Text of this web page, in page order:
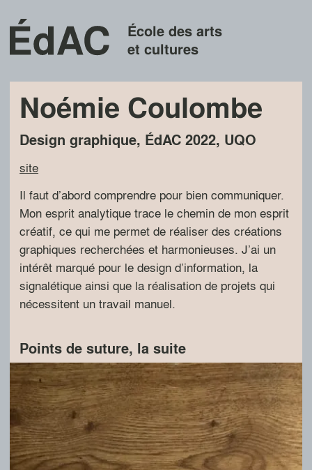
École des arts
et cultures
Noémie Coulombe
Design graphique, ÉdAC 2022, UQO
site
Il faut d’abord comprendre pour bien communiquer.
Mon esprit analytique trace le chemin de mon esprit
créatif, ce qui me permet de réaliser des créations
graphiques recherchées et harmonieuses. J’ai un
intérêt marqué pour le design d’information, la
signalétique ainsi que la réalisation de projets qui
nécessitent un travail manuel.
Points de suture, la suite